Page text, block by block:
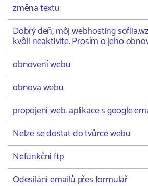
změna textu
Dobrý deň, môj webhosting
kvôli neaktivite. Prosím o jeho
obnovení webu
obnova webu
propojení web. aplikace s google
Nelze se dostat do tvůrce webu
Nefunkční ftp
Odesílání emailů přes formulář